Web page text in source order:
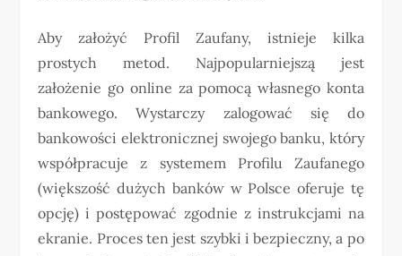
Aby założyć Profil Zaufany, istnieje kilka
prostych metod. Najpopularniejszą jest
założenie go online za pomocą własnego konta
bankowego. Wystarczy zalogować się do
bankowości elektronicznej swojego banku, który
współpracuje z systemem Profilu Zaufanego
(większość dużych banków w Polsce oferuje tę
opcję) i postępować zgodnie z instrukcjami na
ekranie. Proces ten jest szybki i bezpieczny, a po